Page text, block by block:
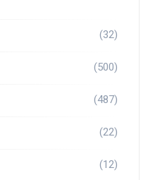
(32)
(500)
(487)
(22)
(12)